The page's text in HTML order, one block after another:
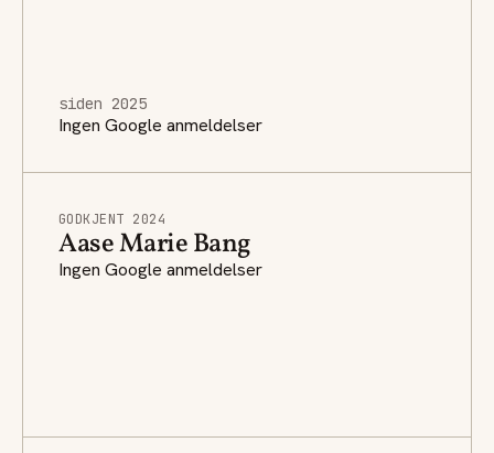
siden 2025
Ingen Google anmeldelser
GODKJENT 2024
Aase Marie Bang
Ingen Google anmeldelser